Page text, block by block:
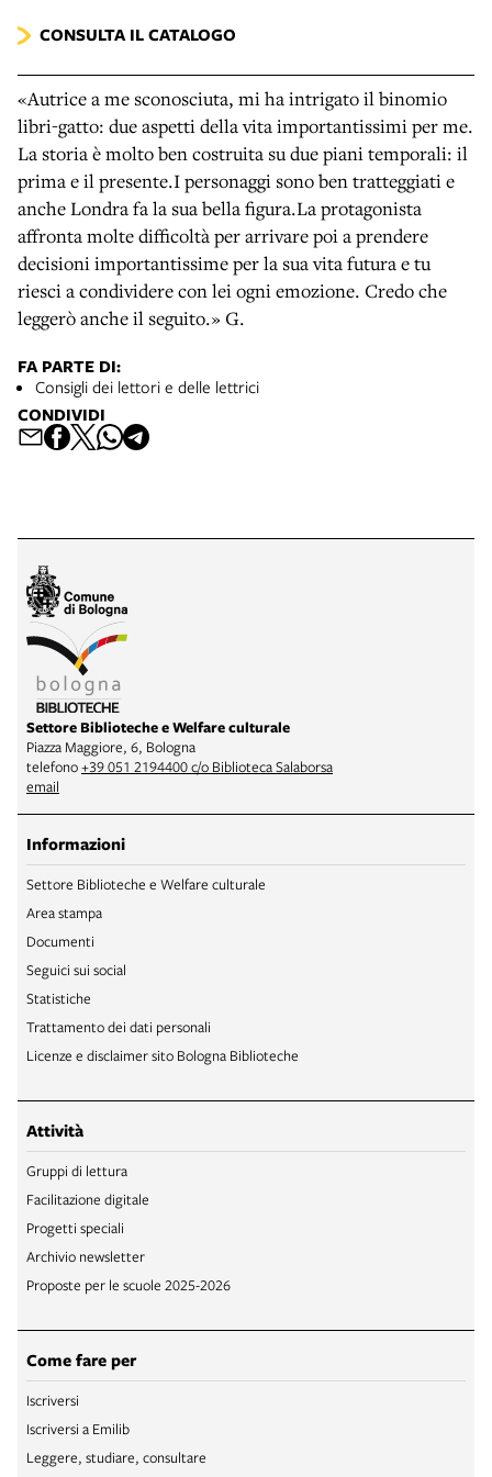
CONSULTA IL CATALOGO
«Autrice a me sconosciuta, mi ha intrigato il binomio
libri-gatto: due aspetti della vita importantissimi per me.
La storia è molto ben costruita su due piani temporali: il
prima e il presente.I personaggi sono ben tratteggiati e
anche Londra fa la sua bella figura.La protagonista
affronta molte difficoltà per arrivare poi a prendere
decisioni importantissime per la sua vita futura e tu
riesci a condividere con lei ogni emozione. Credo che
leggerò anche il seguito.» G.
FA PARTE DI:
Consigli dei lettori e delle lettrici
CONDIVIDI
Settore Biblioteche e Welfare culturale
Piazza Maggiore, 6, Bologna
telefono+39 051 2194400 c/o Biblioteca Salaborsa
email
Informazioni
Settore Biblioteche e Welfare culturale
Area stampa
Documenti
Seguici sui social
Statistiche
Trattamento dei dati personali
Licenze e disclaimer sito Bologna Biblioteche
Attività
Gruppi di lettura
Facilitazione digitale
Progetti speciali
Archivio newsletter
Proposte per le scuole 2025-2026
Come fare per
Iscriversi
Iscriversi a Emilib
Leggere, studiare, consultare